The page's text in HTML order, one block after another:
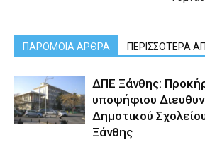
ΠΑΡΟΜΟΙΑ ΑΡΘΡΑ ΠΕΡΙΣΣΟΤΕΡΑ
ΔΠΕ Ξάνθης:
υποψήφιου
Δημοτικού
Ξάνθης